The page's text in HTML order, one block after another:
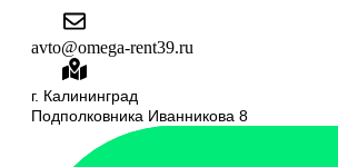
avto@omega-rent39.ru
г. Калининград
Подполковника Иванникова 8